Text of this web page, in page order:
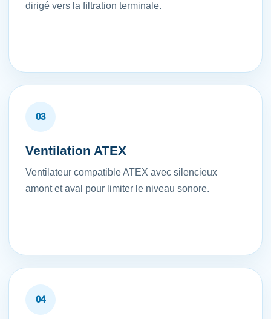
dirigé vers la filtration terminale.
03
Ventilation ATEX
Ventilateur compatible ATEX avec silencieux
amont et aval pour limiter le niveau sonore.
04